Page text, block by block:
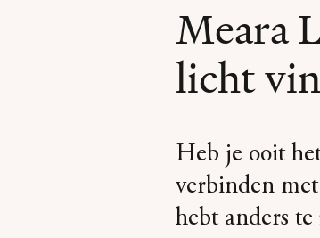
Meara
licht
Heb je ooit
verbinden
hebt anders